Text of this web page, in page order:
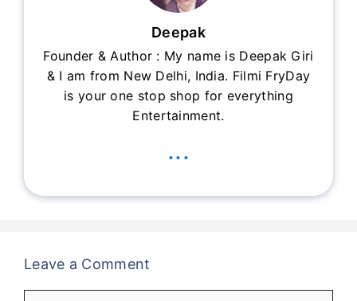
Deepak
Founder & Author : My name is Deepak Giri
& I am from New Delhi, India. Filmi FryDay
is your one stop shop for everything
Entertainment.
...
Leave a Comment